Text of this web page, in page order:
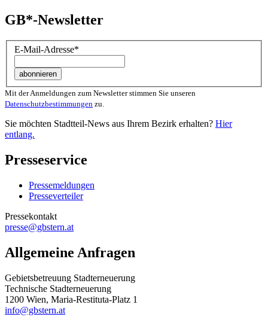
GB*-Newsletter
E-Mail-Adresse*
Mit der Anmeldungen zum Newsletter stimmen Sie unseren
Datenschutzbestimmungen zu.
Sie möchten Stadtteil-News aus Ihrem Bezirk erhalten? Hier
entlang.
Presseservice
Pressemeldungen
Presseverteiler
Pressekontakt
presse@gbstern.at
Allgemeine Anfragen
Gebietsbetreuung Stadterneuerung
Technische Stadterneuerung
1200 Wien, Maria-Restituta-Platz 1
info@gbstern.at